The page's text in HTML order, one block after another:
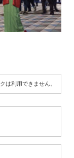
は利用できません。